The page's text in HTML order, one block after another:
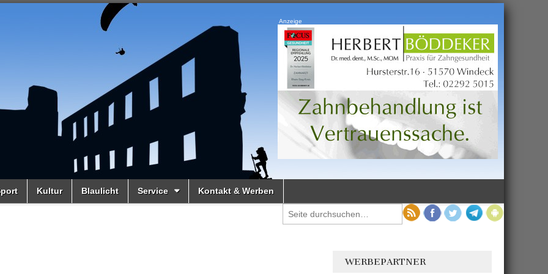
Anzeige
Kultur Blaulicht Service Kontakt & Werben
WERBEPARTNER